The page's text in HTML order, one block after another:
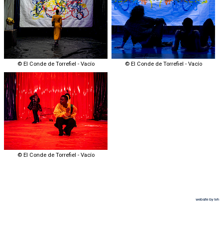
© El Conde de Torrefiel - Vacío © El Conde de Torrefiel - Vacío
© El Conde de Torrefiel - Vacío
website by lvh